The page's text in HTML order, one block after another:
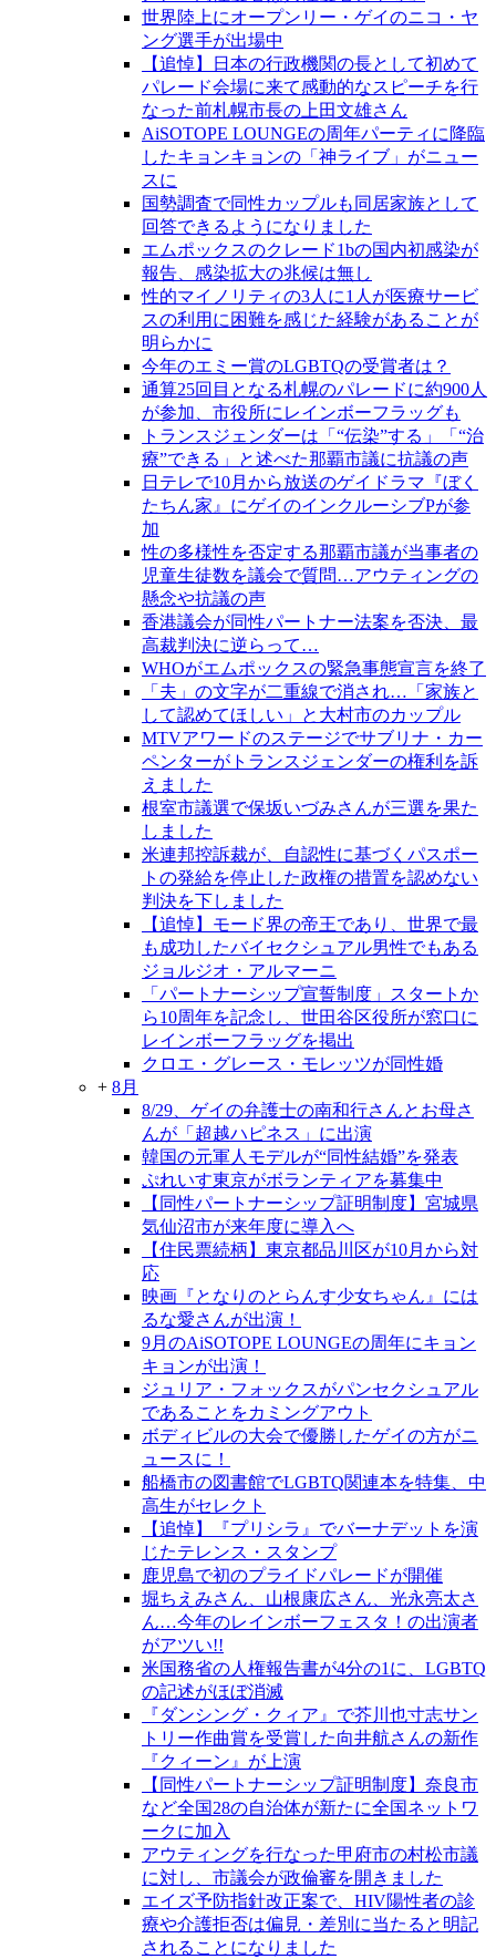
世界陸上にオープンリー・ゲイのニコ・ヤ
ング選手が出場中
【追悼】日本の行政機関の長として初めて
パレード会場に来て感動的なスピーチを行
なった前札幌市長の上田文雄さん
AiSOTOPE LOUNGEの周年パーティに降臨
したキョンキョンの「神ライブ」がニュー
スに
国勢調査で同性カップルも同居家族として
回答できるようになりました
エムポックスのクレード1bの国内初感染が
報告、感染拡大の兆候は無し
性的マイノリティの3人に1人が医療サービ
スの利用に困難を感じた経験があることが
明らかに
今年のエミー賞のLGBTQの受賞者は？
通算25回目となる札幌のパレードに約900人
が参加、市役所にレインボーフラッグも
トランスジェンダーは「“伝染”する」「“治
療”できる」と述べた那覇市議に抗議の声
日テレで10月から放送のゲイドラマ『ぼく
たちん家』にゲイのインクルーシブPが参
加
性の多様性を否定する那覇市議が当事者の
児童生徒数を議会で質問…アウティングの
懸念や抗議の声
香港議会が同性パートナー法案を否決、最
高裁判決に逆らって…
WHOがエムポックスの緊急事態宣言を終了
「夫」の文字が二重線で消され…「家族と
して認めてほしい」と大村市のカップル
MTVアワードのステージでサブリナ・カー
ペンターがトランスジェンダーの権利を訴
えました
根室市議選で保坂いづみさんが三選を果た
しました
米連邦控訴裁が、自認性に基づくパスポー
トの発給を停止した政権の措置を認めない
判決を下しました
【追悼】モード界の帝王であり、世界で最
も成功したバイセクシュアル男性でもある
ジョルジオ・アルマーニ
「パートナーシップ宣誓制度」スタートか
ら10周年を記念し、世田谷区役所が窓口に
レインボーフラッグを掲出
クロエ・グレース・モレッツが同性婚
+ 8月
8/29、ゲイの弁護士の南和行さんとお母さ
んが「超越ハピネス」に出演
韓国の元軍人モデルが“同性結婚”を発表
ぷれいす東京がボランティアを募集中
【同性パートナーシップ証明制度】宮城県
気仙沼市が来年度に導入へ
【住民票続柄】東京都品川区が10月から対
応
映画『となりのとらんす少女ちゃん』には
るな愛さんが出演！
9月のAiSOTOPE LOUNGEの周年にキョン
キョンが出演！
ジュリア・フォックスがパンセクシュアル
であることをカミングアウト
ボディビルの大会で優勝したゲイの方がニ
ュースに！
船橋市の図書館でLGBTQ関連本を特集、中
高生がセレクト
【追悼】『プリシラ』でバーナデットを演
じたテレンス・スタンプ
鹿児島で初のプライドパレードが開催
堀ちえみさん、山根康広さん、光永亮太さ
ん…今年のレインボーフェスタ！の出演者
がアツい!!
米国務省の人権報告書が4分の1に、LGBTQ
の記述がほぼ消滅
『ダンシング・クィア』で芥川也寸志サン
トリー作曲賞を受賞した向井航さんの新作
『クィーン』が上演
【同性パートナーシップ証明制度】奈良市
など全国28の自治体が新たに全国ネットワ
ークに加入
アウティングを行なった甲府市の村松市議
に対し、市議会が政倫審を開きました
エイズ予防指針改正案で、HIV陽性者の診
療や介護拒否は偏見・差別に当たると明記
されることになりました